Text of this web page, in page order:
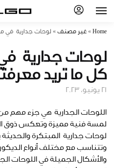
Home
» غير مصنف » لوحات جدارية في
لوحات جدارية
كل ما تريد
21 يونيو، 2023
اللوحات الجدارية هي جزء مهم
لمسة فنية مميزة وتعكس ذوق
لوحات جدارية المبتكرة
وتتناسب مع مختلف أنواع الديكور
والأشكال الجميلة في اللوحات